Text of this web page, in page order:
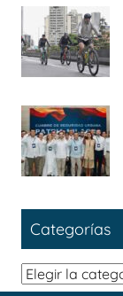
Categorías
Categorías